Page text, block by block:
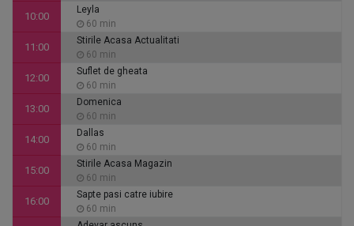
10:00
Leyla
60 min
11:00
Stirile Acasa Actualitati
60 min
12:00
Suflet de gheata
60 min
13:00
Domenica
60 min
14:00
Dallas
60 min
15:00
Stirile Acasa Magazin
60 min
16:00
Sapte pasi catre iubire
60 min